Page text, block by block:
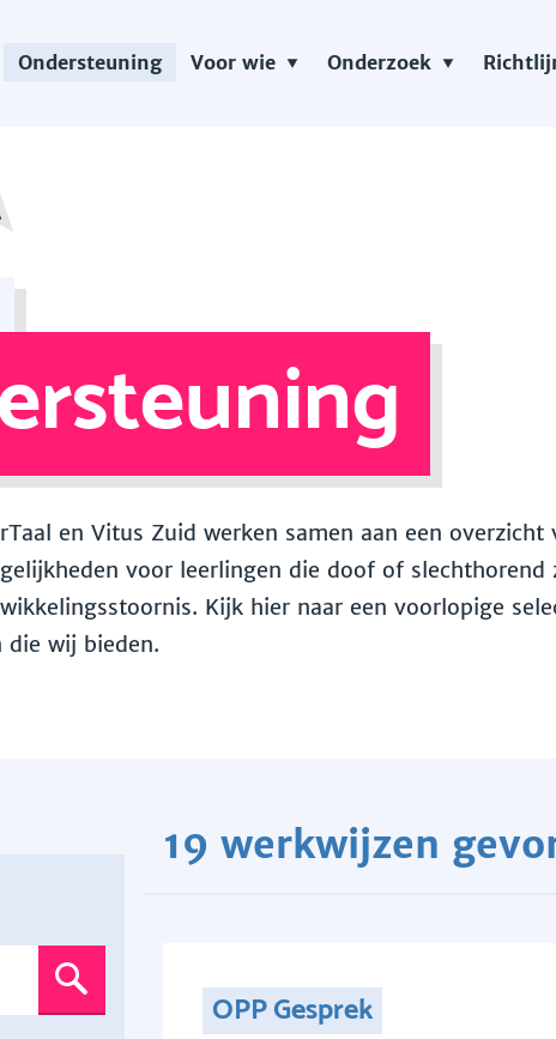
Ondersteuning Voor wie Onderzoek
en Vitus Zuid werken samen aan een overzicht
voor leerlingen die doof of slechthorend
Kijk hier naar een voorlopige
die wij bieden.
19 werkwijzen
OPP Gesprek